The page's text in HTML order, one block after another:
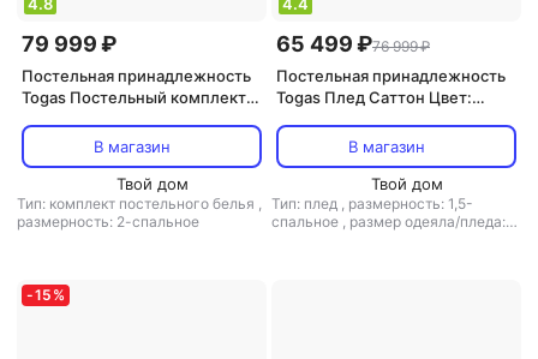
79 999 ₽
Постельная принадлежность
Togas Постельный комплект
Евро 4680415110233
В магазин
Твой дом
Тип: комплект постельного белья ,
размерность: 2-спальное
65 499 ₽76 999 ₽
Постельная принадлежность
Togas Плед Саттон Цвет:
В магазин
Твой дом
Тип: плед , размерность: 1,5-
спальное , размер одеяла/пледа:
-15 %